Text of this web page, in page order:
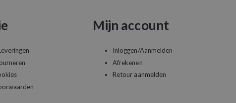
Mijn account
Inloggen/Aanmelden
Afrekenen
Retour aanmelden